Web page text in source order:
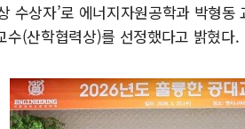
수상자’로 에너지자원공학과 박형동
(산학협력상)를 선정했다고 밝혔다.